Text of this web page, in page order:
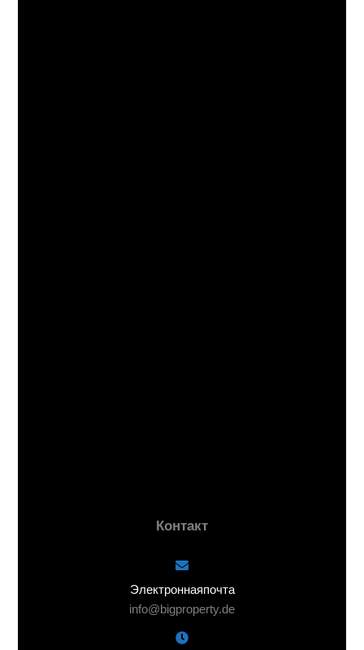
Контакт
Электронная почта
info@bigproperty.de